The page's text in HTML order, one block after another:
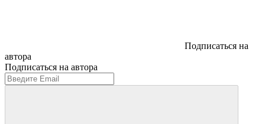
Подписаться на
автора
Подписаться на автора